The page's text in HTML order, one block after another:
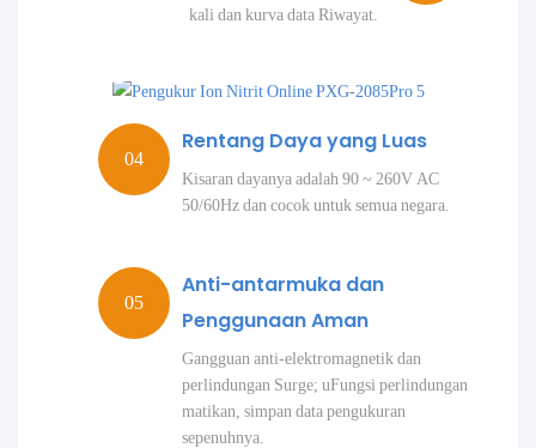
kali dan kurva data Riwayat.
Rentang Daya yang Luas
Kisaran dayanya adalah 90 ~ 260V AC
50/60Hz dan cocok untuk semua negara.
Anti-antarmuka dan
Penggunaan Aman
Gangguan anti-elektromagnetik dan
perlindungan Surge; uFungsi perlindungan
matikan, simpan data pengukuran
sepenuhnya.